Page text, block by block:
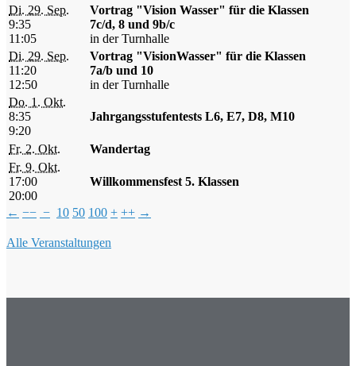
Di. 29. Sep.
9:35
11:05
Vortrag "Vision Wasser" für die Klassen
7c/d, 8 und 9b/c
in der Turnhalle
Di. 29. Sep.
11:20
12:50
Vortrag "VisionWasser" für die Klassen
7a/b und 10
in der Turnhalle
Do. 1. Okt.
8:35
9:20
Jahrgangsstufentests L6, E7, D8, M10
Fr. 2. Okt.
Wandertag
Fr. 9. Okt.
17:00
20:00
Willkommensfest 5. Klassen
← −− − 10 50 100 + ++ →
Alle Veranstaltungen